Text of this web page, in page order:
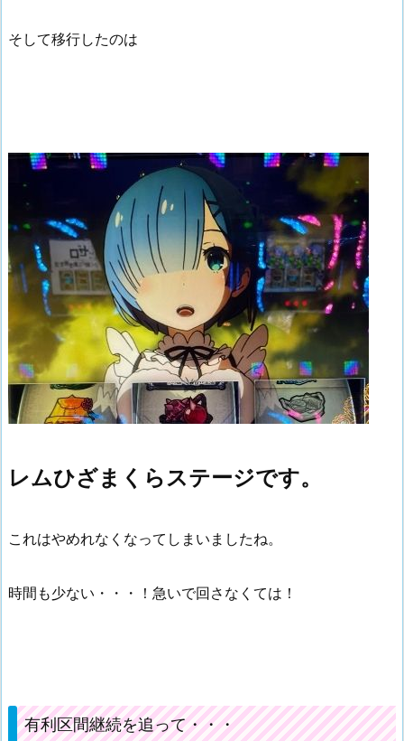
そして移行したのは
レムひざまくらステージです。
これはやめれなくなってしまいましたね。
時間も少ない・・・！急いで回さなくては！
有利区間継続を追って・・・